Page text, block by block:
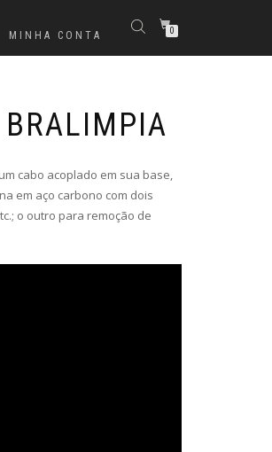
MINHA CONTA 0
BRALIMPIA
cabo acoplado em sua base,
em aço carbono com dois
o outro para remoção de